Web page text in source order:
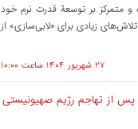
متمرکز بر توسعۀ قدرت نرم خود
زیادی برای «لابی‌سازی» از
۲۷ شهريور ۱۴۰۴ ساعت ۱۰:۰۰
پس از تهاجم رژیم صهیونیستی